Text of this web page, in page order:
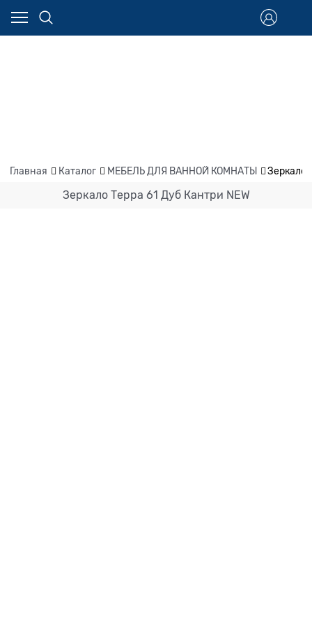
Главная Каталог МЕБЕЛЬ ДЛЯ ВАННОЙ КОМНАТЫ Зеркало
Зеркало Терра 61 Дуб Кантри NEW